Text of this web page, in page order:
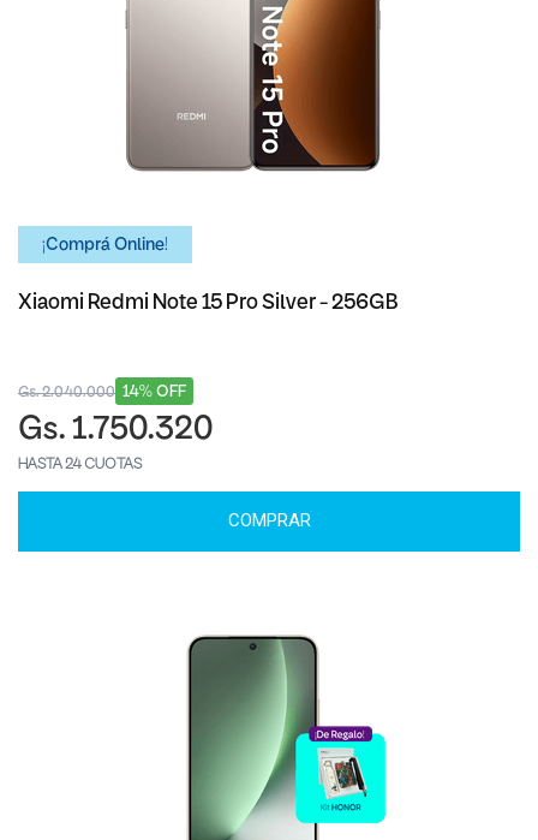
¡Comprá Online!
Xiaomi Redmi Note 15 Pro Silver - 256GB
14% OFF
Gs. 2.040.000
Gs. 1.750.320
HASTA 24 CUOTAS
COMPRAR